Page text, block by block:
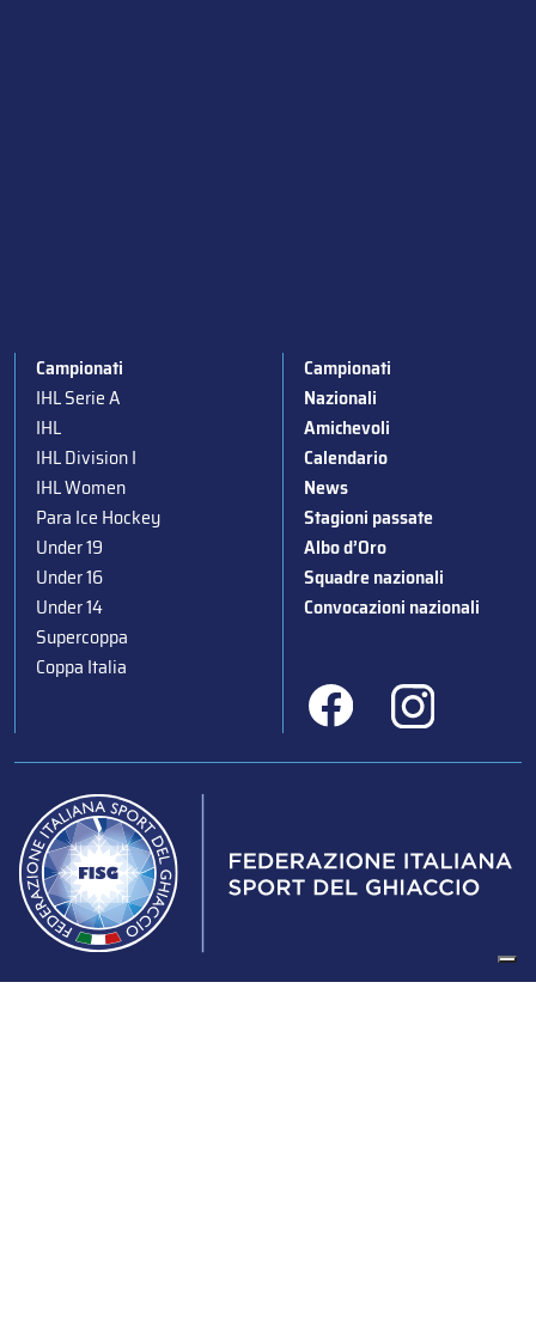
Campionati
IHL Serie A
IHL
IHL Division I
IHL Women
Para Ice Hockey
Under 19
Under 16
Under 14
Supercoppa
Coppa Italia
Campionati
Nazionali
Amichevoli
Calendario
News
Stagioni passate
Albo d’Oro
Squadre nazionali
Convocazioni nazionali